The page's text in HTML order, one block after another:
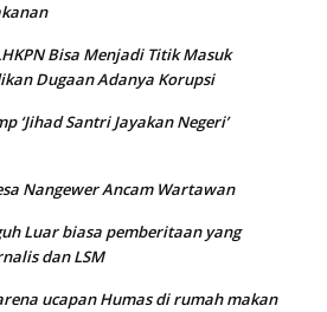
Bisa Menjadi Titik Masuk
Dugaan Adanya Korupsi
‘Jihad Santri Jayakan Negeri’
Nangewer Ancam Wartawan
Luar biasa pemberitaan yang
dan LSM
ucapan Humas di rumah makan